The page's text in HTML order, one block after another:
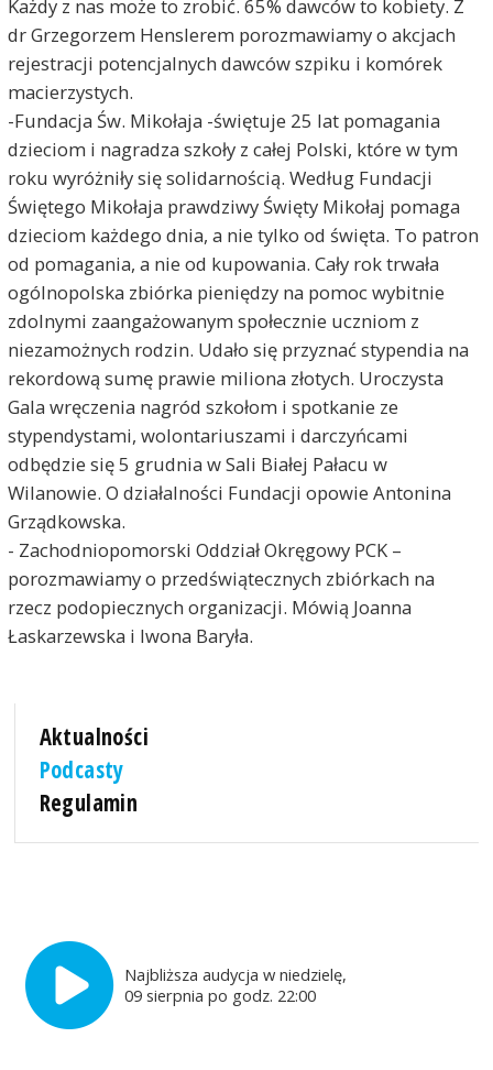
Każdy z nas może to zrobić. 65% dawców to kobiety. Z
dr Grzegorzem Henslerem porozmawiamy o akcjach
rejestracji potencjalnych dawców szpiku i komórek
macierzystych.
-Fundacja Św. Mikołaja -świętuje 25 lat pomagania
dzieciom i nagradza szkoły z całej Polski, które w tym
roku wyróżniły się solidarnością. Według Fundacji
Świętego Mikołaja prawdziwy Święty Mikołaj pomaga
dzieciom każdego dnia, a nie tylko od święta. To patron
od pomagania, a nie od kupowania. Cały rok trwała
ogólnopolska zbiórka pieniędzy na pomoc wybitnie
zdolnymi zaangażowanym społecznie uczniom z
niezamożnych rodzin. Udało się przyznać stypendia na
rekordową sumę prawie miliona złotych. Uroczysta
Gala wręczenia nagród szkołom i spotkanie ze
stypendystami, wolontariuszami i darczyńcami
odbędzie się 5 grudnia w Sali Białej Pałacu w
Wilanowie. O działalności Fundacji opowie Antonina
Grządkowska.
- Zachodniopomorski Oddział Okręgowy PCK –
porozmawiamy o przedświątecznych zbiórkach na
rzecz podopiecznych organizacji. Mówią Joanna
Łaskarzewska i Iwona Baryła.
Aktualności
Podcasty
Regulamin
Najbliższa audycja w niedzielę,
09 sierpnia po godz. 22:00